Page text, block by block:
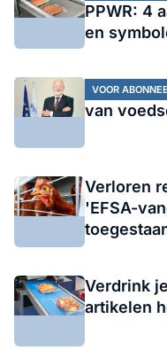
PPWR: 4
en
VOOR
van
Verloren
'EFSA-
Verdrink
artikelen